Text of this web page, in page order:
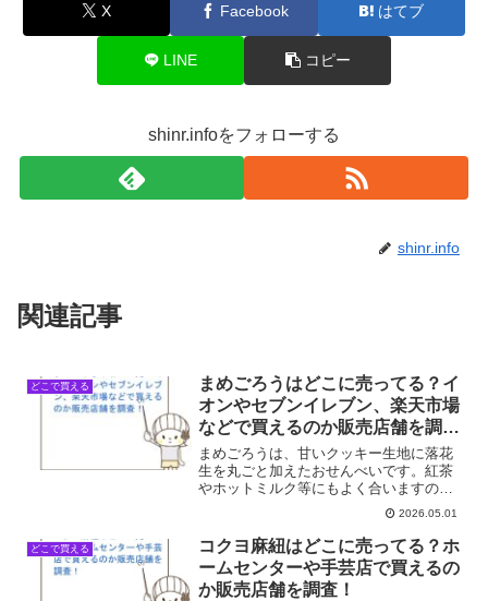
X Facebook はてブ
LINE コピー
shinr.infoをフォローする
shinr.info
関連記事
どこで買える
まめごろうはどこに売ってる？イ
オンやセブンイレブン、楽天市場
などで買えるのか販売店舗を調
査！
まめごろうは、甘いクッキー生地に落花
生を丸ごと加えたおせんべいです。紅茶
やホットミルク等にもよく合いますの
で、午後のおやつにもおすすめです。で
は、まめごろうがどこで手に入るのか、
身近な店舗を中心に最新の販売店を調査
しました。まめごろうが買え...
2026.05.01
どこで買える
コクヨ麻紐はどこに売ってる？ホ
ームセンターや手芸店で買えるの
か販売店舗を調査！